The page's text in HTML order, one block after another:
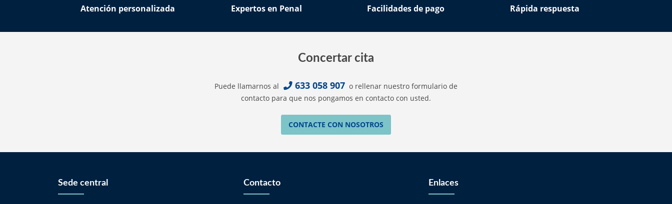
Atención personalizada Expertos en Penal Facilidades de pago Rápida respuesta
Concertar cita
Puede llamarnos al 633 058 907 o rellenar nuestro formulario de
contacto para que nos pongamos en contacto con usted.
CONTACTE CON NOSOTROS
Sede central Contacto Enlaces